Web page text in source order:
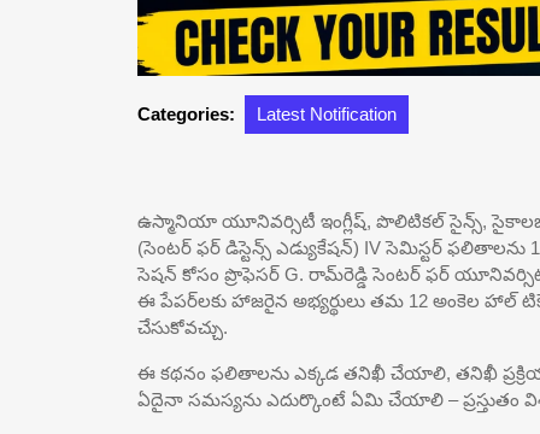
Categories: Latest Notification
ఉస్మానియా యూనివర్సిటీ ఇంగ్లీష్, పొలిటికల్ సైన్స్,
(సెంటర్ ఫర్ డిస్టెన్స్ ఎడ్యుకేషన్) IV సెమిస్టర్ ఫలితాలను
సెషన్ కోసం ప్రొఫెసర్ G. రామ్‌రెడ్డి సెంటర్ ఫర్
ఈ పేపర్‌లకు హాజరైన అభ్యర్థులు తమ 12 అంకెల
చేసుకోవచ్చు.
ఈ కథనం ఫలితాలను ఎక్కడ తనిఖీ చేయాలి, తనిఖీ
ఏదైనా సమస్యను ఎదుర్కొంటే ఏమి చేయాలి – ప్రస్తుతం